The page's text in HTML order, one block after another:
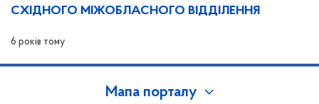
СХІДНОГО МІЖОБЛАСНОГО ВІДДІЛЕННЯ
6 років тому
Мапа порталу